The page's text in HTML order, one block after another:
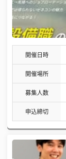
開催日時
開催場所
募集人数
申込締切